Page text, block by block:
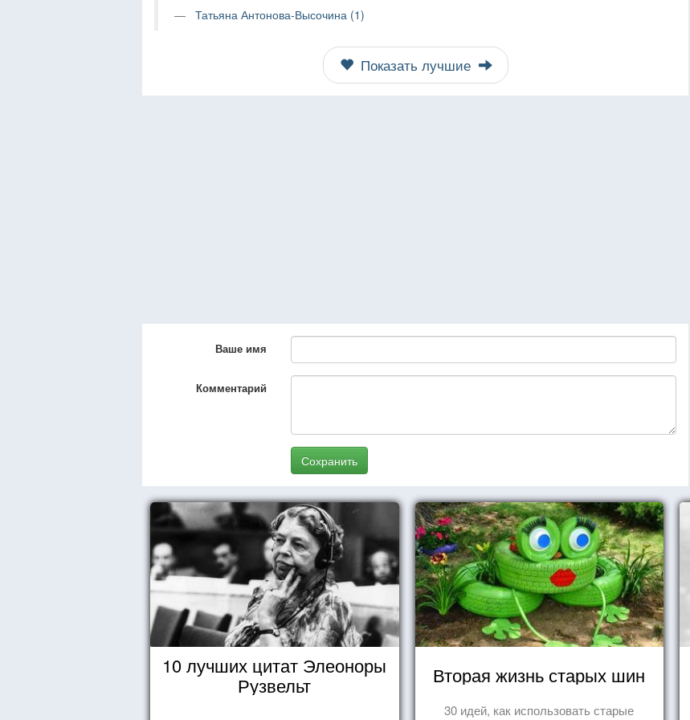
Татьяна Антонова-Высочина (1)
Показать лучшие
Ваше имя
Комментарий
Сохранить
10 лучших цитат Элеоноры
Рузвельт
Вторая жизнь старых шин
30 идей, как использовать старые